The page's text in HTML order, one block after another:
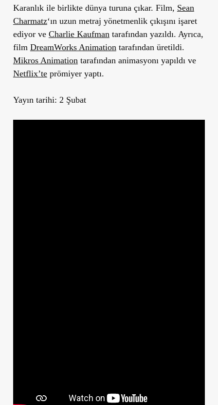
Karanlık ile birlikte dünya turuna çıkar. Film, Sean
Charmatz‘ın uzun metraj yönetmenlik çıkışını işaret
ediyor ve Charlie Kaufman tarafından yazıldı. Ayrıca,
film DreamWorks Animation tarafından üretildi.
Mikros Animation tarafından animasyonı yapıldı ve
Netflix’teprömiyer yaptı.
Yayın tarihi: 2 Şubat